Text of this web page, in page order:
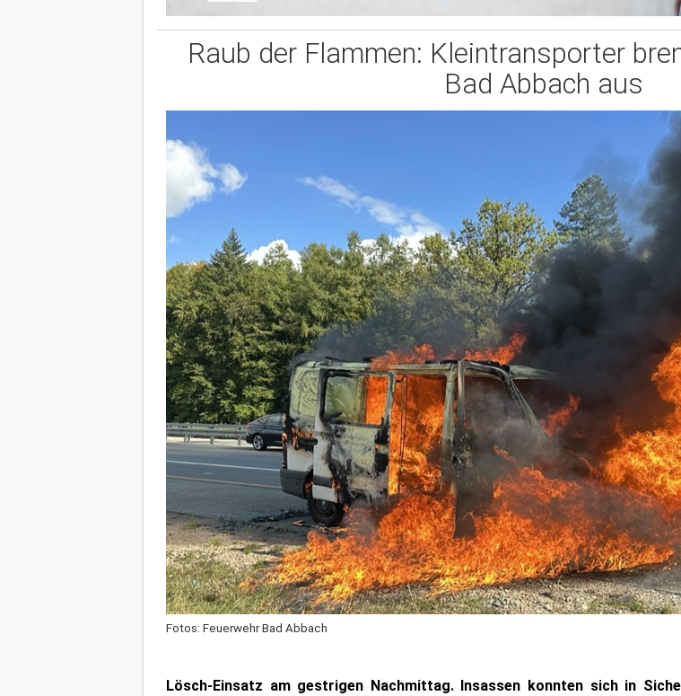
Raub der Flammen: Kleintransporter
Bad Abbach aus
Fotos: Feuerwehr Bad Abbach
Lösch-Einsatz am gestrigen Nachmittag. Insassen konnten sich in